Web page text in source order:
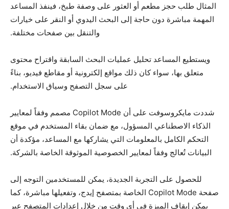
المثال طلب حجز مطعم أو العثور على وصفة طبخ، فينفذ المساعد
المهمة مباشرة دون حاجة إلى البحث اليدوي أو النقر على خيارات
والتنقل بين صفحات مختلفة.
ويستطيع المساعد تحليل عمليات البحث السابقة واقتراح محتوى
متعلق بها، سواء كان ذلك مواقع إلكترونية أو مقاطع فيديو، بناءً
على سجل التصفح وسياق الاستخدام.
شددت مايكروسوفت على أن Copilot Mode مصمم وفقاً لمعايير
الذكاء الاصطناعي المسؤول، مع ضمان بقاء المستخدم في موقع
التحكم الكامل بالمعلومات التي يشاركها مع المساعد، مؤكدة أن
البيانات تُعالج وفقاً لمعايير الخصوصية الموثوقة الخاصة بالشركة.
للحصول على التجربة الجديدة، يمكن للمستخدمين التوجه إلى
صفحة Copilot Mode الخاصة بمتصفح إيدج، وتفعيلها مباشرة، كما
يمكن إيقاف الميزة في أي وقت من خلال إعدادات المتصفح عبر